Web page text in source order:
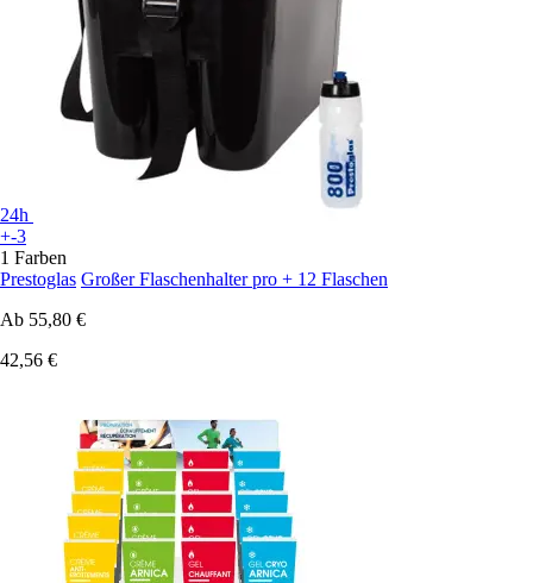
24h
+-3
1 Farben
Prestoglas Großer Flaschenhalter pro + 12 Flaschen
Ab 55,80 €
42,56 €